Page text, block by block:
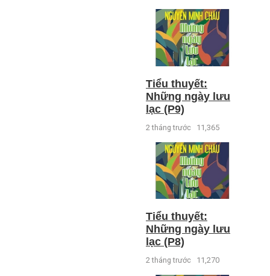
Tiểu thuyết:
Những ngày lưu
lạc (P9)
2 tháng trước 11,365
Tiểu thuyết:
Những ngày lưu
lạc (P8)
2 tháng trước 11,270